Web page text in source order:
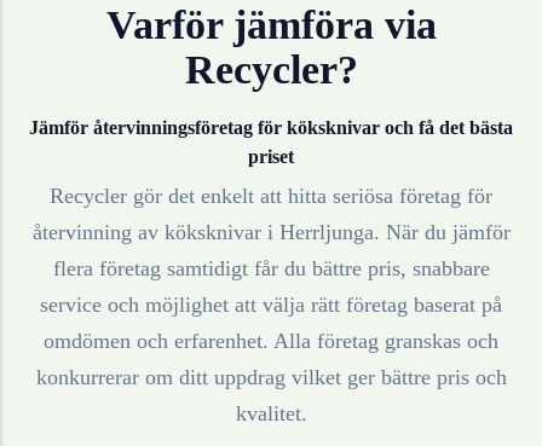
Varför jämföra via
Recycler?
Jämför återvinningsföretag för köksknivar och få det bästa
priset
Recycler gör det enkelt att hitta seriösa företag för
återvinning av köksknivari Herrljunga. När du jämför
flera företag samtidigt får du bättre pris, snabbare
service och möjlighet att välja rätt företag baserat på
omdömen och erfarenhet. Alla företag granskas och
konkurrerar om ditt uppdrag vilket ger bättre pris och
kvalitet.